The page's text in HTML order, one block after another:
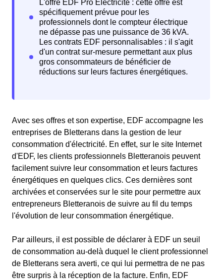
Avec ses offres et son expertise, EDF accompagne les
entreprises de Bletterans dans la gestion de leur
consommation d'électricité. En effet, sur le site Internet
d'EDF, les clients professionnels Bletteranois peuvent
facilement suivre leur consommation et leurs factures
énergétiques en quelques clics. Ces dernières sont
archivées et conservées sur le site pour permettre aux
entrepreneurs Bletteranois de suivre au fil du temps
l'évolution de leur consommation énergétique.
Par ailleurs, il est possible de déclarer à EDF un seuil
de consommation au-delà duquel le client professionnel
de Bletterans sera averti, ce qui lui permettra de ne pas
être surpris à la réception de la facture. Enfin, EDF